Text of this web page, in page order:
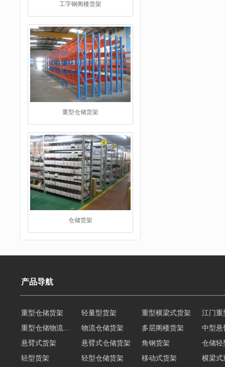
重型仓储货架
仓储货架
阁楼货架
重型货架
产品导航
物流仓储货架 多层阁楼货架
中型悬
悬臂式货架
悬臂式仓储货架 角钢货架
仓储轻
轻型货架
轻型仓储货架 移动式货架
横梁式
阁楼货架定制
广州重型货架 深圳阁楼货架 佛山重